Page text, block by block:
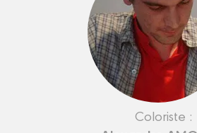
Coloriste :